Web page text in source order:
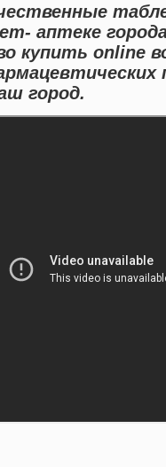
аптеке
купить online
город.